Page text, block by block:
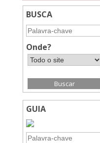
BUSCA
Onde?
GUIA